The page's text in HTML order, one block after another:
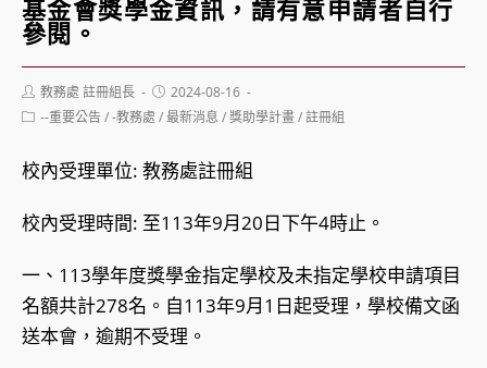
基金會獎學金資訊，請有意申請者自行
參閱。
Post
author:
教務處 註冊組長
Post
published:
2024-08-16
Post--重要公告/-教務處 /最新消息 /獎助學計畫/註冊組
校內受理單位: 教務處註冊組
校內受理時間: 至113年9月20日下午4時止。
一、113學年度獎學金指定學校及未指定學校申請項目
名額共計278名。自113年9月1日起受理，學校備文函
送本會，逾期不受理。